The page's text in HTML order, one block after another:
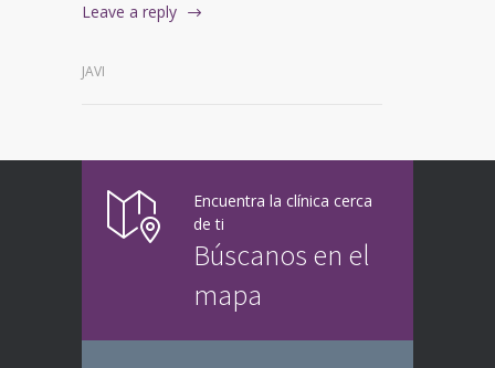
Leave a reply
JAVI
Encuentra la clínica cerca
de ti
Búscanos en el
mapa